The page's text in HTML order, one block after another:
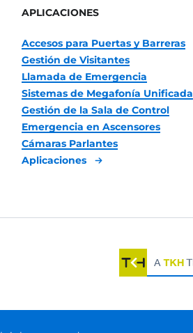
APLICACIONES
Accesos para Puertas y Barreras
Gestión de Visitantes
Llamada de Emergencia
Sistemas de Megafonía Unificada
Gestión de la Sala de Control
Emergencia en Ascensores
Cámaras Parlantes
Aplicaciones